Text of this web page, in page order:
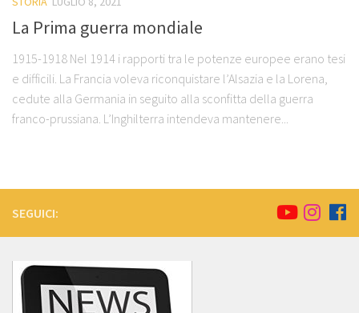
La Prima guerra mondiale
1915-1918 Nel 1914 i rapporti tra le potenze europee erano tesi
e difficili. La Francia voleva riconquistare l’Alsazia e la Lorena,
cedute alla Germania in seguito alla sconfitta della guerra
franco-prussiana. L’Inghilterra intendeva mantenere...
SEGUICI: